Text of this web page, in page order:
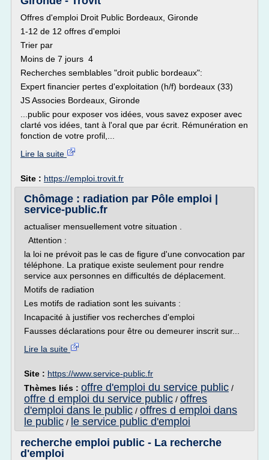
Offres d'emploi Droit Public Bordeaux, Gironde
1-12 de 12 offres d'emploi
Trier par
Moins de 7 jours 4
Recherches semblables "droit public bordeaux":
Expert financier pertes d'exploitation (h/f) bordeaux (33)
JS Associes Bordeaux, Gironde
...public pour exposer vos idées, vous savez exposer avec
clarté vos idées, tant à l'oral que par écrit. Rémunération en
fonction de votre profil,...
Lire la suite
Site : https://emploi.trovit.fr
Chômage : radiation par Pôle emploi |
service-public.fr
actualiser mensuellement votre situation .
Attention :
la loi ne prévoit pas le cas de figure d'une convocation par
téléphone. La pratique existe seulement pour rendre
service aux personnes en difficultés de déplacement.
Motifs de radiation
Les motifs de radiation sont les suivants :
Incapacité à justifier vos recherches d'emploi
Fausses déclarations pour être ou demeurer inscrit sur...
Lire la suite
Site : https://www.service-public.fr
Thèmes liés : offre d'emploi du service public /
offre d emploi du service public / offres
d'emploi dans le public / offres d emploi dans
le public / le service public d'emploi
recherche emploi public - La recherche
d'emploi